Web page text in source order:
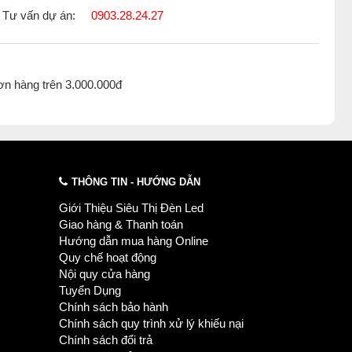
Tư vấn dự án: 0903.28.24.27
hàng trên 3.000.000đ
THÔNG TIN - HƯỚNG DẪN
Giới Thiệu Siêu Thị Đèn Led
Giao hàng & Thanh toán
Hướng dẫn mua hàng Online
Quy chế hoạt động
Nội quy cửa hàng
Tuyển Dụng
Chính sách bảo hành
Chính sách quy trình xử lý khiếu nại
Chính sách đổi trả